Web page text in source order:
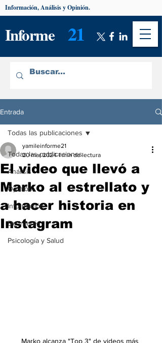
Informe 21
Información, Análisis y Opinión.
Entrada
Todas las publicaciones
Análisis
Opinión
Información
De interés
Psicología y Salud
Todas las publicaciones
El video que llevó a
Marko al estrellato y
a hacer historia en
Instagram
yamileinforme21
20 mar 2024 1 min de lectura
Marko alcanza "Top 3" de videos más